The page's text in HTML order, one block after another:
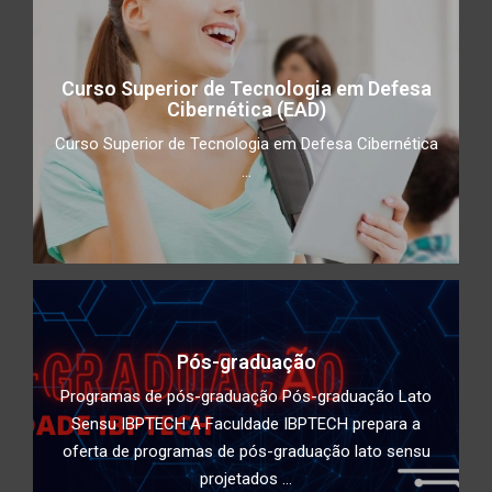
de Vídeo
Children Security
Impacto do Acesso Desigual à
Tecnologia na Educação: Como
superar a divisão digital e garantir
Conscientização de utilização de
duplo fator de autenticidade
Deepfake: Tecnologia, ética e
segurança cibernética
Curso Superior de Tecnologia em Defesa
Cibernética (EAD)
Curso Superior de Tecnologia em Defesa Cibernética
...
Pós-graduação
Programas de pós-graduação Pós-graduação Lato
Sensu IBPTECH A Faculdade IBPTECH prepara a
oferta de programas de pós-graduação lato sensu
projetados ...